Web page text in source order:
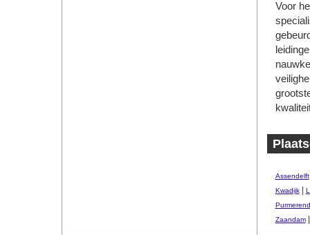
Voor
Assendelft
Kwadijk|
Purmerend
Zaandam